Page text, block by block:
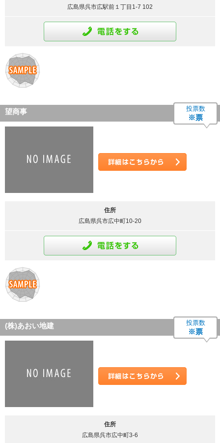
広島県呉市広駅前１丁目1-7 102
望商事 投票数
※票
住所
広島県呉市広中町10-20
(株)あおい地建 投票数
※票
住所
広島県呉市広中町3-6